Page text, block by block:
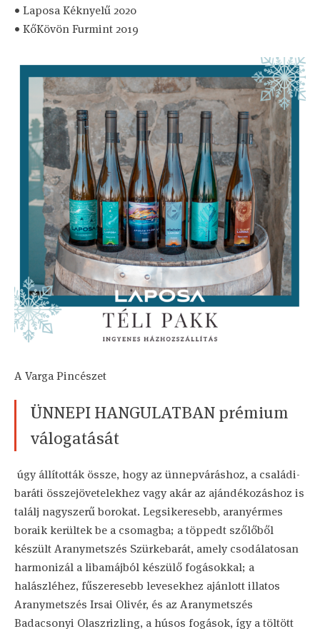
• Laposa Kéknyelű 2020
• KőKövön Furmint 2019
A Varga Pincészet
ÜNNEPI HANGULATBAN prémium
válogatását
úgy állították össze, hogy az ünnepváráshoz, a családi-
baráti összejövetelekhez vagy akár az ajándékozáshoz is
találj nagyszerű borokat. Legsikeresebb, aranyérmes
boraik kerültek be a csomagba; a töppedt szőlőből
készült Aranymetszés Szürkebarát, amely csodálatosan
harmonizál a libamájból készülő fogásokkal; a
halászléhez, fűszeresebb levesekhez ajánlott illatos
Aranymetszés Irsai Olivér, és az Aranymetszés
Badacsonyi Olaszrizling, a húsos fogások, így a töltött